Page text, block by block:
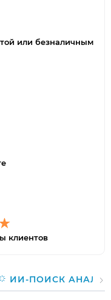
или безналичным
клиентов
ИИ-ПОИСК